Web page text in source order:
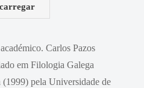
Carlos Pazos
em Filologia Galega
pela Universidade de